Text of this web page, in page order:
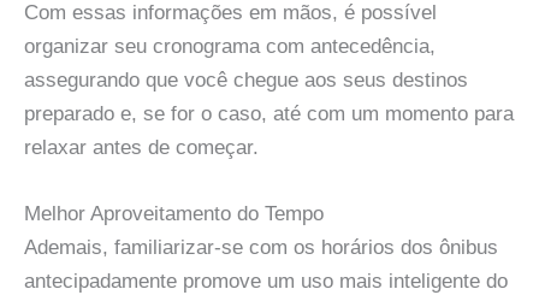
Com essas informações em mãos, é possível
organizar seu cronograma com antecedência,
assegurando que você chegue aos seus destinos
preparado e, se for o caso, até com um momento para
relaxar antes de começar.
Melhor Aproveitamento do Tempo
Ademais, familiarizar-se com os horários dos ônibus
antecipadamente promove um uso mais inteligente do